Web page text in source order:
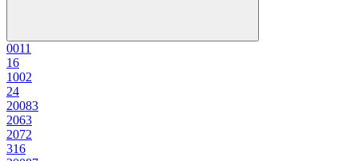
0011
16
1002
24
20083
2063
2072
316